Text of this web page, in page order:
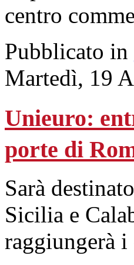
centro
Pubblicato in
Martedì, 19
Unieuro:
porte di
Sarà
Sicilia e
raggiungerà